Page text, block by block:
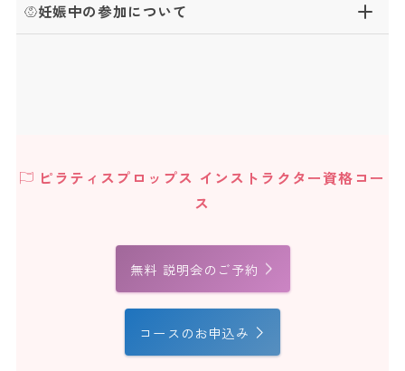
妊娠中の参加について
ピラティスプロップス インストラクター資格コー
ス
無料 説明会のご予約
コースのお申込み